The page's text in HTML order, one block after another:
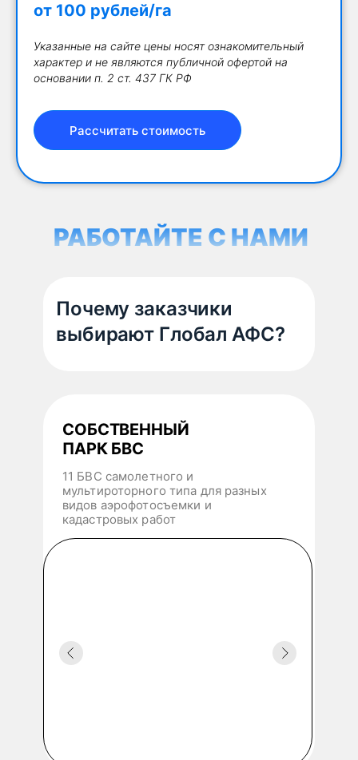
от 100 рублей/га
Указанные на сайте цены носят ознакомительный
характер и не являются публичной офертой на
основании п. 2 ст. 437 ГК РФ
Рассчитать стоимость
РАБОТАЙТЕ С НАМИ
Почему заказчики
выбирают Глобал АФС?
СОБСТВЕННЫЙ
ПАРК БВС
11 БВС самолетного и
мультироторного типа для разных
видов аэрофотосъемки и
кадастровых работ